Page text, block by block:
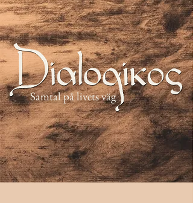
Samtal på livets väg